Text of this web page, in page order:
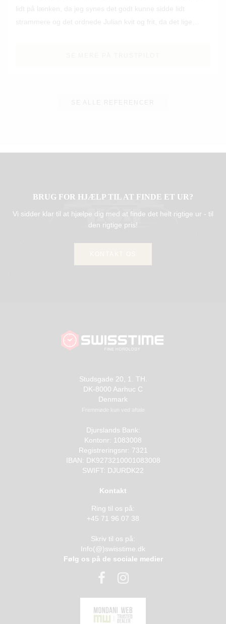
lidt på lænken, da jeg synes det godt kunne sidde lidt
strammere og det ordnede Julian kvit og frit, da det lige
BRUG FOR HJÆLP TIL AT FINDE ET UR?
Vi sidder klar til at hjælpe dig med at finde det helt rigtige ur - til
den rigtige pris!
Studsgade 20, 1. TH.
DK-8000 Aarhuc C
Denmark
Fremmøde kun ved aftale
Djurslands Bank:
Kontonr: 1083008
Registreringsnr: 7321
IBAN: DK9273210001083008
SWIFT: DJURDK22
Kontakt
Ring til os på:
+45 71 96 07 38
Skriv til os på:
Info(@)swisstime.dk
Følg os på de sociale medier